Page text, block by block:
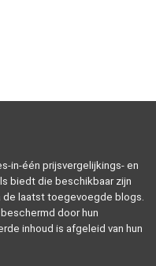
in-één prijsvergelijkings- en
biedt die beschikbaar zijn
de laatst toegevoegde blogs.
door hun
inhoud is afgeleid van hun